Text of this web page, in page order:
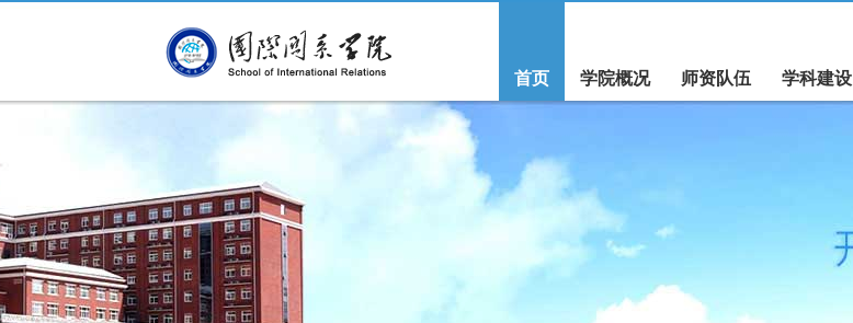
首页 学院概况 师资队伍 学科建设